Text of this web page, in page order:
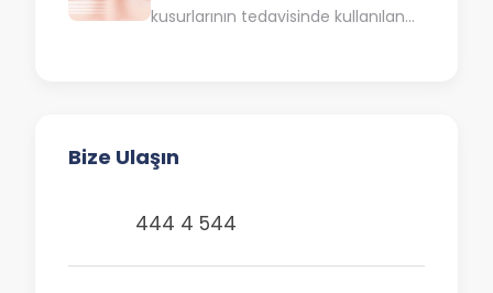
isimlendirilir. Katarakt probleminin
kusurlarının tedavisinde kullanılan
Bize Ulaşın
444 4 544